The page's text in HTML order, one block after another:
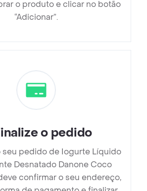
o produto e clicar no botão
“Adicionar”.
o pedido
seu pedido de Iogurte Líquido
Desnatado Danone Coco
confirmar o seu endereço,